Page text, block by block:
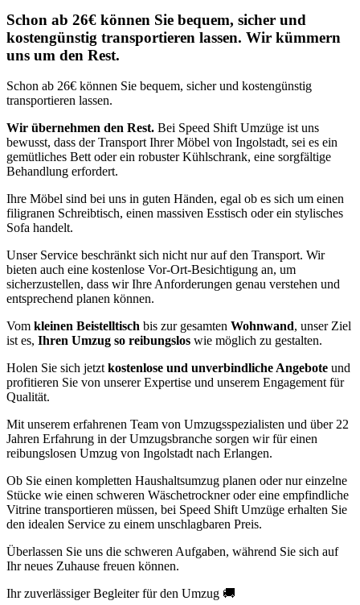
Schon ab 26€ können Sie bequem, sicher und
kostengünstig transportieren lassen. Wir kümmern
uns um den Rest.
Schon ab 26€ können Sie bequem, sicher und kostengünstig
transportieren lassen.
Wir übernehmen den Rest. Bei Speed Shift Umzüge ist uns
bewusst, dass der Transport Ihrer Möbel von Ingolstadt, sei es ein
gemütliches Bett oder ein robuster Kühlschrank, eine sorgfältige
Behandlung erfordert.
Ihre Möbel sind bei uns in guten Händen, egal ob es sich um einen
filigranen Schreibtisch, einen massiven Esstisch oder ein stylisches
Sofa handelt.
Unser Service beschränkt sich nicht nur auf den Transport. Wir
bieten auch eine kostenlose Vor-Ort-Besichtigung an, um
sicherzustellen, dass wir Ihre Anforderungen genau verstehen und
entsprechend planen können.
Vom kleinen Beistelltisch bis zur gesamten Wohnwand, unser Ziel
ist es, Ihren Umzug so reibungslos wie möglich zu gestalten.
Holen Sie sich jetzt kostenlose und unverbindliche Angebote und
profitieren Sie von unserer Expertise und unserem Engagement für
Qualität.
Mit unserem erfahrenen Team von Umzugsspezialisten und über 22
Jahren Erfahrung in der Umzugsbranche sorgen wir für einen
reibungslosen Umzug von Ingolstadt nach Erlangen.
Ob Sie einen kompletten Haushaltsumzug planen oder nur einzelne
Stücke wie einen schweren Wäschetrockner oder eine empfindliche
Vitrine transportieren müssen, bei Speed Shift Umzüge erhalten Sie
den idealen Service zu einem unschlagbaren Preis.
Überlassen Sie uns die schweren Aufgaben, während Sie sich auf
Ihr neues Zuhause freuen können.
Ihr zuverlässiger Begleiter für den Umzug 🚚